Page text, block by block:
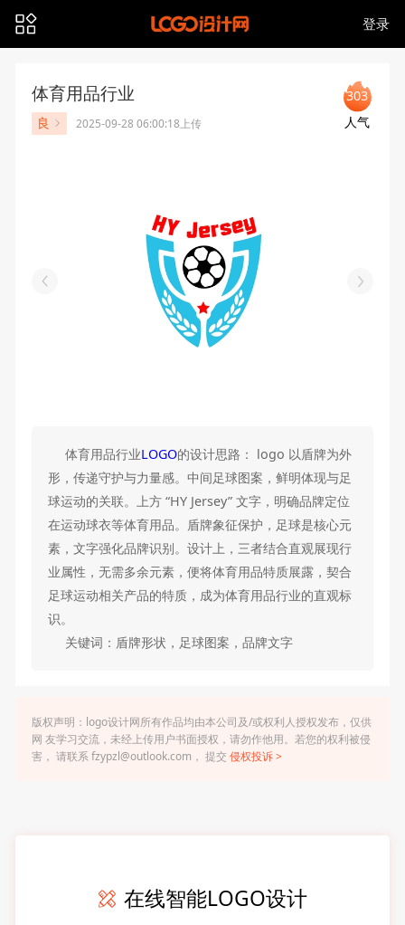
登录
体育用品行业
良 2025-09-28 06:00:18上传
303
人气
体育用品行业LOGO的设计思路： logo 以盾牌为外
形，传递守护与力量感。中间足球图案，鲜明体现与足
球运动的关联。上方 “HY Jersey” 文字，明确品牌定位
在运动球衣等体育用品。盾牌象征保护，足球是核心元
素，文字强化品牌识别。设计上，三者结合直观展现行
业属性，无需多余元素，便将体育用品特质展露，契合
足球运动相关产品的特质，成为体育用品行业的直观标
识。
关键词：盾牌形状，足球图案，品牌文字
版权声明：logo设计网所有作品均由本公司及/或权利人授权发布，仅供
网 友学习交流，未经上传用户书面授权，请勿作他用。若您的权利被侵
害， 请联系 fzypzl@outlook.com， 提交 侵权投诉 >
在线智能LOGO设计